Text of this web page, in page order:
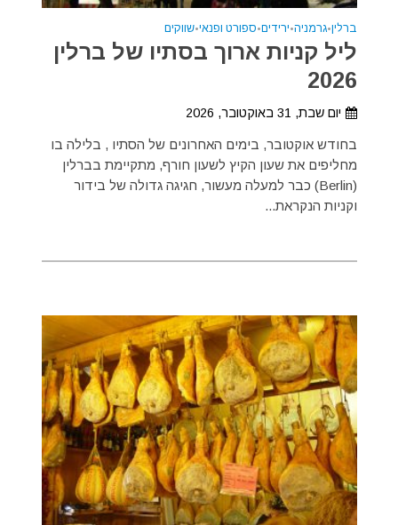
ברלין•גרמניה•ירידים•ספורט ופנאי•שווקים
ליל קניות ארוך בסתיו של ברלין
2026
יום שבת, 31 באוקטובר, 2026
בחודש אוקטובר, בימים האחרונים של הסתיו , בלילה בו
מחליפים את שעון הקיץ לשעון חורף, מתקיימת בברלין
(Berlin) כבר למעלה מעשור, חגיגה גדולה של בידור
וקניות הנקראת...